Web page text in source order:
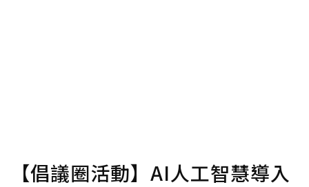
【倡議圈活動】AI人工智慧導入